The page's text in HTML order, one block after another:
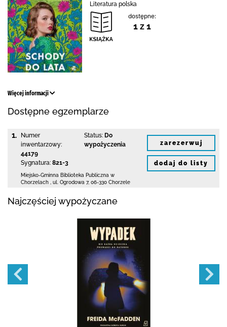
Literatura polska
dostępne:
1 z 1
Więcej informacji
Dostępne egzemplarze
1.
Numer
inwentarzowy:
44179
Sygnatura: 821-3
Status: Do
wypożyczenia
Miejsko-Gminna Biblioteka Publiczna w
Chorzelach
ul. Ogrodowa 7, 06-330 Chorzele
zarezerwuj
dodaj do listy
Najczęściej wypożyczane